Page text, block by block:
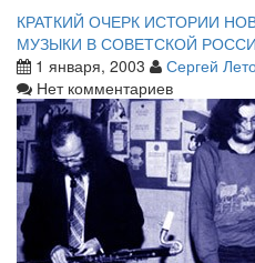
КРАТКИЙ ОЧЕРК ИСТОРИИ
МУЗЫКИ В СОВЕТСКОЙ
1 января, 2003
Сергей
Нет комментариев